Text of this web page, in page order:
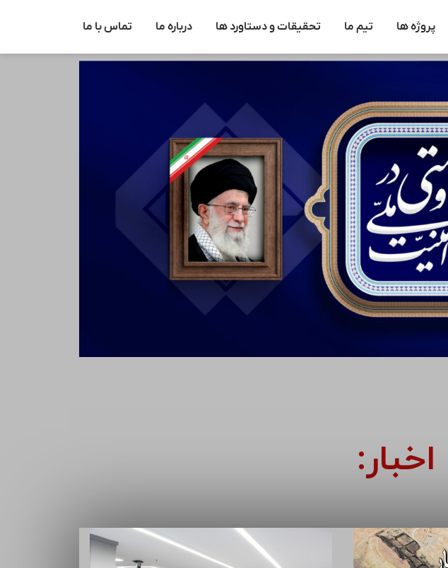
پروژه ها تیم ما تحقیقات و دستاورد ها درباره ما تماس با ما
اخبار: